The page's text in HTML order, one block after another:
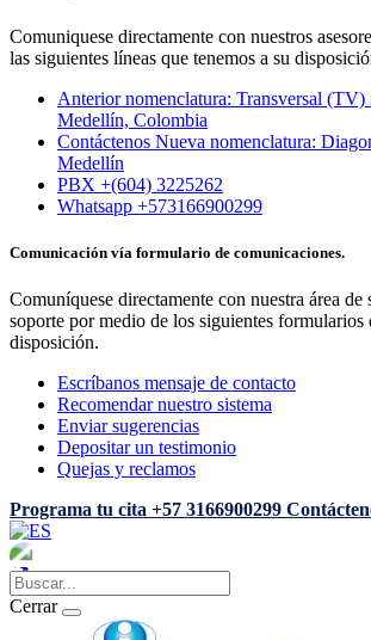
Comuniquese directamente con nuestros
las siguientes líneas que tenemos a su
Anterior nomenclatura: Transversal (TV)
Medellín, Colombia
Contáctenos Nueva nomenclatura:
Medellín
PBX +(604) 3225262
Whatsapp +573166900299
Comunicación vía formulario de comunicaciones.
Comuníquese directamente con nuestra área
soporte por medio de los siguientes formularios
disposición.
Escríbanos mensaje de contacto
Recomendar nuestro sistema
Enviar sugerencias
Depositar un testimonio
Quejas y reclamos
Programa tu cita +57 3166900299
Cerrar